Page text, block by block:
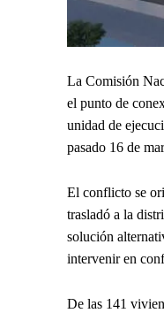
La Comisión
el punto de
unidad de
pasado 16 de
El conflicto se
trasladó a la
solución
intervenir en
De las 141